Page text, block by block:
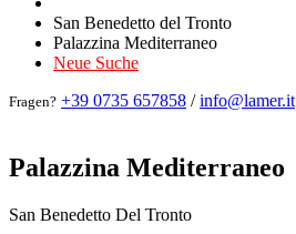
San Benedetto del Tronto
Palazzina Mediterraneo
Neue Suche
Fragen? +39 0735 657858 /info@lamer.it
Palazzina Mediterraneo
San Benedetto Del Tronto